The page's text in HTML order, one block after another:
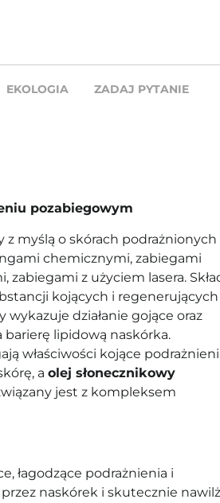
EKOLOGIA ZADAJ PYTANIE
pozabiegowym
z myślą o skórach podrażnionych
chemicznymi, zabiegami
z użyciem lasera.
kojących i regenerujących
wykazuje działanie gojące oraz
barierę lipidową naskórka.
właściwości kojące
a olej słonecznikowy
jest z kompleksem
łagodzące podrażnienia i
naskórek i skutecznie